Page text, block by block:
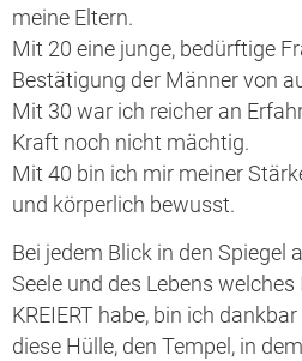
meine Eltern.
Mit 20 eine junge, bedürftige
Bestätigung der Männer von
Mit 30 war ich reicher an
Kraft noch nicht mächtig.
Mit 40 bin ich mir meiner
und körperlich bewusst.
Bei jedem Blick in den Spiegel
Seele und des Lebens welches
KREIERT habe, bin ich
diese Hülle, den Tempel, in